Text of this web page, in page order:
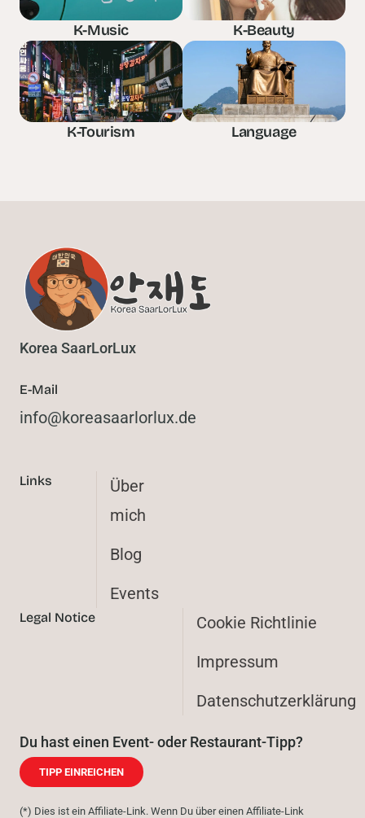
K-Music K-Beauty
K-Tourism Language
Korea SaarLorLux
E-Mail
ed.xulrolraasaerok
@ofni
Links
Über
mich
Blog
Events
Legal Notice
Cookie Richtlinie
Impressum
Datenschutzerklärung
Du hast einen Event- oder Restaurant-Tipp?
TIPP EINREICHEN
(*) Dies ist ein Affiliate-Link. Wenn Du über einen Affiliate-Link